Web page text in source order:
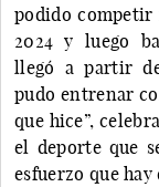
podido competir
2024 y luego
llegó a partir
pudo entrenar
que hice”,
el deporte que
esfuerzo que hay